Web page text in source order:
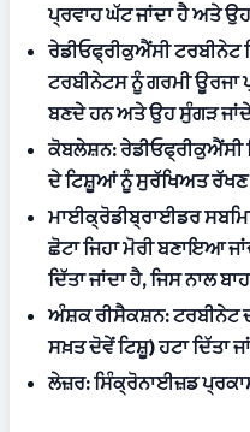
ਪ੍ਰਵਾਹ ਘੱਟ ਜਾਂਦਾ ਹੈ ਅਤੇ
ਰੇਡੀਓਫ੍ਰੀਕੁਐਂਸੀ ਟਰਬੀਨੇਟ
ਟਰਬੀਨੇਟਸ ਨੂੰ ਗਰਮੀ ਊਰਜਾ
ਬਣਦੇ ਹਨ ਅਤੇ ਉਹ ਸੁੰਗੜ
ਕੋਬਲੇਸ਼ਨ:
ਦੇ ਟਿਸ਼ੂਆਂ ਨੂੰ ਸੁਰੱਖਿਅਤ ਰੱਖਣ
ਮਾਈਕ੍ਰੋਡੀਬ੍ਰਾਈਡਰ
ਛੋਟਾ ਜਿਹਾ ਮੋਰੀ ਬਣਾਇਆ
ਦਿੱਤਾ ਜਾਂਦਾ ਹੈ, ਜਿਸ ਨਾਲ
ਅੰਸ਼ਕ ਰੀਸੈਕਸ਼ਨ: ਟਰਬੀਨੇਟ
ਸਖ਼ਤ ਦੋਵੇਂ ਟਿਸ਼ੂ) ਹਟਾ ਦਿੱਤਾ
ਲੇਜ਼ਰ: ਸਿੰਕ੍ਰੋਨਾਈਜ਼ਡ